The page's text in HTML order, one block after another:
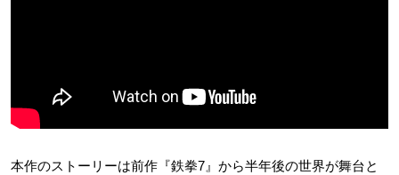
本作のストーリーは前作『鉄拳7』から半年後の世界が舞台と